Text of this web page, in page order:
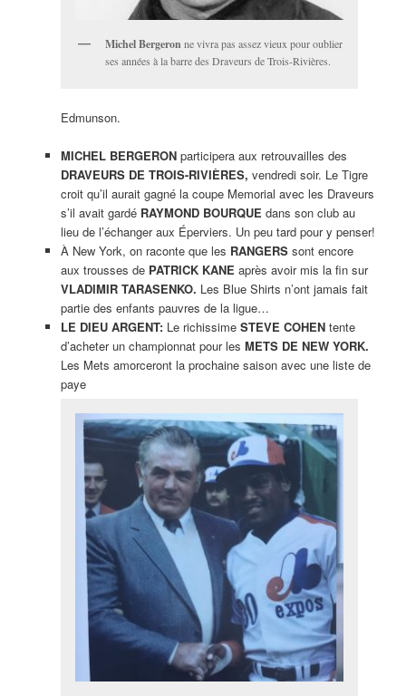
Michel Bergeron ne vivra pas assez vieux pour oublier
ses années à la barre des Draveurs de Trois-Rivières.
Edmunson.
MICHEL BERGERONparticipera aux retrouvailles des
DRAVEURS DE TROIS-RIVIÈRES, vendredi soir. Le Tigre
croit qu’il aurait gagné la coupe Memorial avec les Draveurs
s’il avait gardé RAYMOND BOURQUE dans son club au
lieu de l’échanger aux Éperviers. Un peu tard pour y penser!
À New York, on raconte que les RANGERSsont encore
aux trousses de PATRICK KANE après avoir mis la fin sur
VLADIMIR TARASENKO. Les Blue Shirts n’ont jamais fait
partie des enfants pauvres de la ligue…
LE DIEU ARGENT: Le richissime STEVE COHENtente
d’acheter un championnat pour les METS DE NEW YORK.
Les Mets amorceront la prochaine saison avec une liste de
paye